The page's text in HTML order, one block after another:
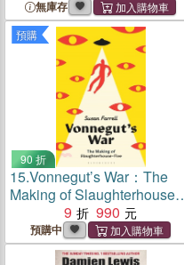
無庫存
預購
90 折
15.Vonnegut’s War：The
Making of Slaughterhouse-
9 990
預購中